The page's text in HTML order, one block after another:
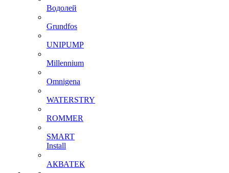
Водолей
Grundfos
UNIPUMP
Millennium
Omnigena
WATERSTRY
ROMMER
SMART
Install
АКВАТЕК